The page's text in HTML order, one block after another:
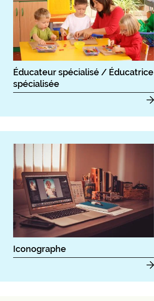
Éducateur spécialisé / Éducatrice
spécialisée
Iconographe